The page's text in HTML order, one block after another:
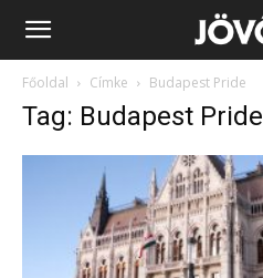
Jövő
Főoldal Címke Budapest Pride
Tag: Budapest Pride